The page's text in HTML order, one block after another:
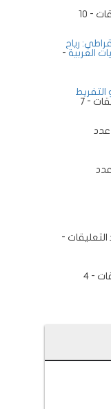
- 10
رياح
العربية -
التفريط
- 7
-
- 4